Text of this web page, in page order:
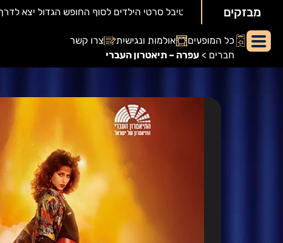
מבזקים
כל המופעים אולמות ונגישות צרו קשר
חברים > עפרה – תיאטרון העברי
תיאור
המופע: